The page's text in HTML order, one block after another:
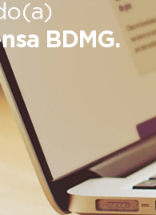
BDMG.